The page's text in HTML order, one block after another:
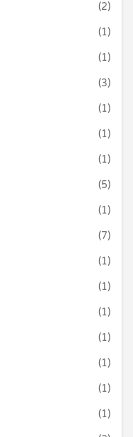
(2)
(1)
(1)
(3)
(1)
(1)
(1)
(5)
(1)
(7)
(1)
(1)
(1)
(1)
(1)
(1)
(1)